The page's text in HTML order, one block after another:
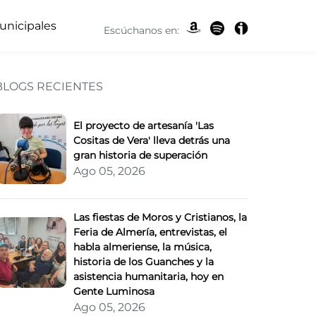
Escúchanos en:
sus nuevos
RECIENTES
El proyecto de artesanía 'Las
Cositas de Vera' lleva detrás una
gran historia de superación
Ago 05, 2026
Las fiestas de Moros y Cristianos, la
Feria de Almería, entrevistas, el
habla almeriense, la música,
historia de los Guanches y la
asistencia humanitaria, hoy en
Gente Luminosa
Ago 05, 2026